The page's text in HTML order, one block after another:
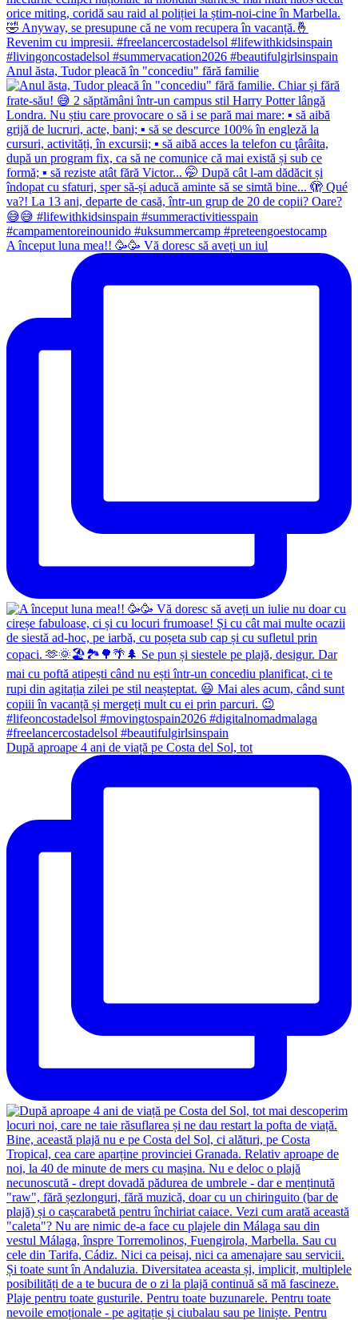
Anul ăsta, Tudor pleacă în "concediu" fără familie
A început luna mea!! 🥳🥳 Vă doresc să aveți un iul
După aproape 4 ani de viață pe Costa del Sol, tot